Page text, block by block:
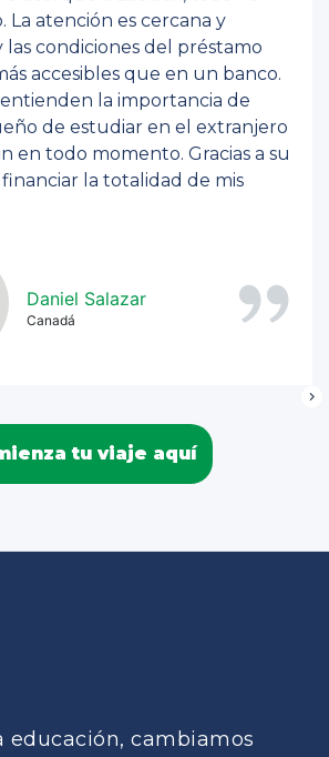
La atención es cercana y
las condiciones del préstamo
accesibles que en un banco.
la importancia de
de estudiar en el extranjero
en todo momento. Gracias a su
la totalidad de mis
Daniel Salazar
Canadá
tu viaje aquí
educación, cambiamos